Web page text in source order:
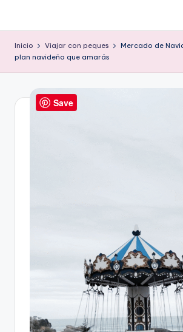
contenido
low-
no
morir
Inicio Viajar con peques
Mercado de
plan navideño que amarás
Save